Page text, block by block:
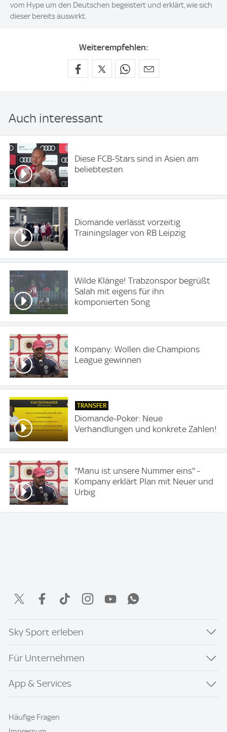
vom Hype um den Deutschen begeistert und erklärt, wie sich
dieser bereits auswirkt.
Weiterempfehlen:
Auch interessant
Diese FCB-Stars sind in Asien am
beliebtesten
Diomande verlässt vorzeitig
Trainingslager von RB Leipzig
Wilde Klänge! Trabzonspor begrüßt
Salah mit eigens für ihn
komponierten Song
Kompany: Wollen die Champions
League gewinnen
TRANSFER
Diomande-Poker: Neue
Verhandlungen und konkrete Zahlen!
''Manu ist unsere Nummer eins'' -
Kompany erklärt Plan mit Neuer und
Urbig
Sky Sport erleben
Für Unternehmen
App & Services
Häufige Fragen